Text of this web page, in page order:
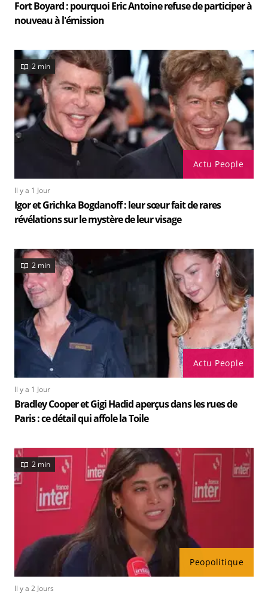
Fort Boyard : pourquoi Eric Antoine refuse de participer à
nouveau à l'émission
Actu People
2 min
Il y a 1 Jour
Igor et Grichka Bogdanoff : leur sœur fait de rares
révélations sur le mystère de leur visage
Actu People
2 min
Il y a 1 Jour
Bradley Cooper et Gigi Hadid aperçus dans les rues de
Paris : ce détail qui affole la Toile
Peopolitique
2 min
Il y a 2 Jours